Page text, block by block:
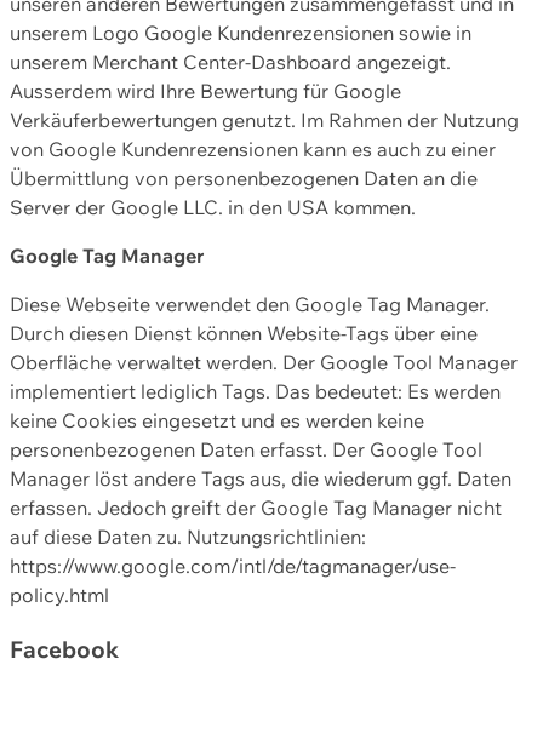
unserem Logo Google Kundenrezensionen sowie in
unserem Merchant Center-Dashboard angezeigt.
Ausserdem wird Ihre Bewertung für Google
Verkäuferbewertungen genutzt. Im Rahmen der Nutzung
von Google Kundenrezensionen kann es auch zu einer
Übermittlung von personenbezogenen Daten an die
Server der Google LLC. in den USA kommen.
Google Tag Manager
Diese Webseite verwendet den Google Tag Manager.
Durch diesen Dienst können Website-Tags über eine
Oberfläche verwaltet werden. Der Google Tool Manager
implementiert lediglich Tags. Das bedeutet: Es werden
keine Cookies eingesetzt und es werden keine
personenbezogenen Daten erfasst. Der Google Tool
Manager löst andere Tags aus, die wiederum ggf. Daten
erfassen. Jedoch greift der Google Tag Manager nicht
auf diese Daten zu. Nutzungsrichtlinien:
https://www.google.com/intl/de/tagmanager/use-
policy.html
Facebook